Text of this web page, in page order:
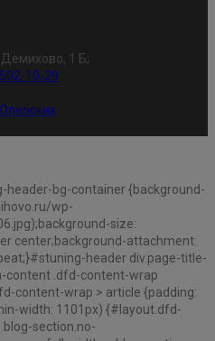
1 Б;
10-29
bg-container {background-
wp-
size:
center;background-attachment:
header div.page-title-
content .dfd-content-wrap
content-wrap > article {padding:
width: 1101px) {#layout.dfd-
section.no-